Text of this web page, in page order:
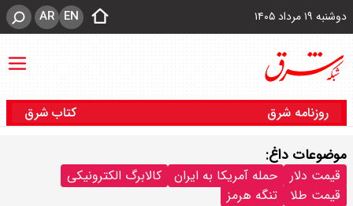
دوشنبه ۱۹ مرداد ۱۴۰۵ EN
AR
روزنامه شرق کتاب شرق
موضوعات داغ:
قیمت دلار حمله آمریکا به ایران
کالابرگ الکترونیکی
قیمت طلا
تنگه هرمز